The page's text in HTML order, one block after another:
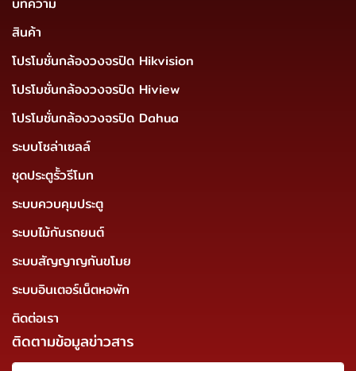
สินค้า
โปรโมชั่นกล้องวงจรปิด Hikvision
โปรโมชั่นกล้องวงจรปิด Hiview
โปรโมชั่นกล้องวงจรปิด Dahua
ระบบโซล่าเซลล์
ชุดประตูรั้วรีโมท
ระบบควบคุมประตู
ระบบไม้กันรถยนต์
ระบบสัญญาญกันขโมย
ระบบอินเตอร์เน็ตหอพัก
ติดต่อเรา
ติดตามข้อมูลข่าวสาร